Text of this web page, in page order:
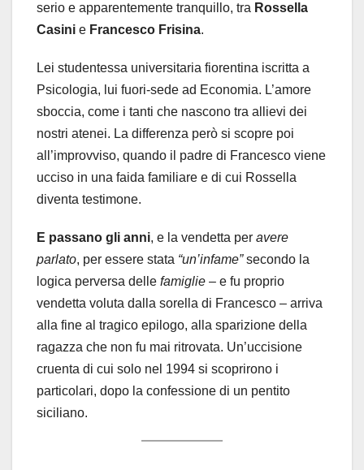
serio e apparentemente tranquillo, tra Rossella
Casini e Francesco Frisina.
Lei studentessa universitaria fiorentina iscritta a
Psicologia, lui fuori-sede ad Economia. L’amore
sboccia, come i tanti che nascono tra allievi dei
nostri atenei. La differenza però si scopre poi
all’improvviso, quando il padre di Francesco viene
ucciso in una faida familiare e di cui Rossella
diventa testimone.
E passano gli anni, e la vendetta per avere
parlato, per essere stata “un’infame”secondo la
logica perversa delle famiglie – e fu proprio
vendetta voluta dalla sorella di Francesco – arriva
alla fine al tragico epilogo, alla sparizione della
ragazza che non fu mai ritrovata. Un’uccisione
cruenta di cui solo nel 1994 si scoprirono i
particolari, dopo la confessione di un pentito
siciliano.